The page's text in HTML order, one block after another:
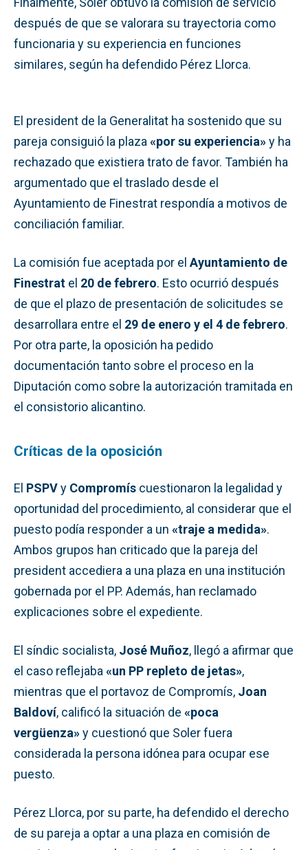
después de que se valorara su trayectoria como
funcionaria y su experiencia en funciones
similares, según ha defendido Pérez Llorca.
El president de la Generalitat ha sostenido que su
pareja consiguió la plaza «por su experiencia»y ha
rechazado que existiera trato de favor. También ha
argumentado que el traslado desde el
Ayuntamiento de Finestrat respondía a motivos de
conciliación familiar.
La comisión fue aceptada por el Ayuntamiento de
Finestrat el 20 de febrero. Esto ocurrió después
de que el plazo de presentación de solicitudes se
desarrollara entre el 29 de enero y el 4 de febrero.
Por otra parte, la oposición ha pedido
documentación tanto sobre el proceso en la
Diputación como sobre la autorización tramitada en
el consistorio alicantino.
Críticas de la oposición
El PSPVy Compromís cuestionaron la legalidad y
oportunidad del procedimiento, al considerar que el
puesto podía responder a un «traje a medida».
Ambos grupos han criticado que la pareja del
president accediera a una plaza en una institución
gobernada por el PP. Además, han reclamado
explicaciones sobre el expediente.
El síndic socialista, José Muñoz, llegó a afirmar que
el caso reflejaba «un PP repleto de jetas»,
mientras que el portavoz de Compromís, Joan
Baldoví, calificó la situación de «poca
vergüenza»y cuestionó que Soler fuera
considerada la persona idónea para ocupar ese
puesto.
Pérez Llorca, por su parte, ha defendido el derecho
de su pareja a optar a una plaza en comisión de